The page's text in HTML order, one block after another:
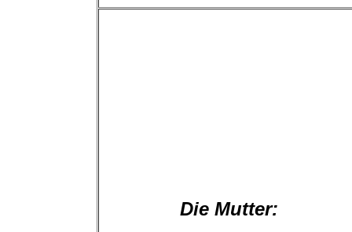
Die Mutter: